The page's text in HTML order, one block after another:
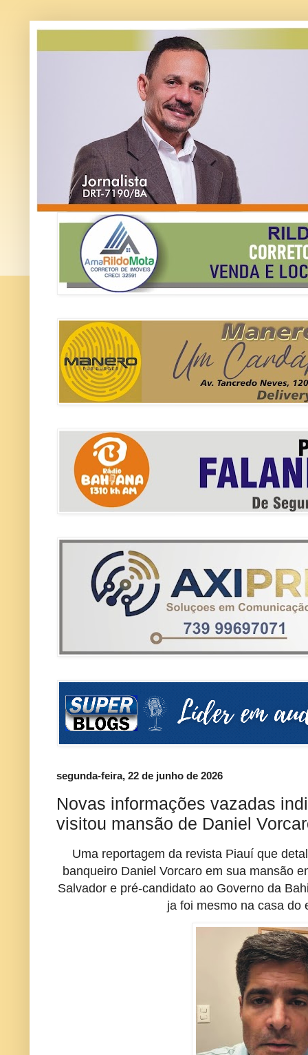
segunda-feira, 22 de junho de 2026
Novas informações vazadas
visitou mansão de Daniel
Uma reportagem da revista Piauí que
banqueiro Daniel Vorcaro em sua mansão
Salvador e pré-candidato ao Governo da
ja foi mesmo na casa do